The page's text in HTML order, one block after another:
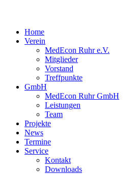
Home
Verein
MedEcon Ruhr e.V.
Mitglieder
Vorstand
Treffpunkte
GmbH
MedEcon Ruhr GmbH
Leistungen
Team
Projekte
News
Termine
Service
Kontakt
Downloads